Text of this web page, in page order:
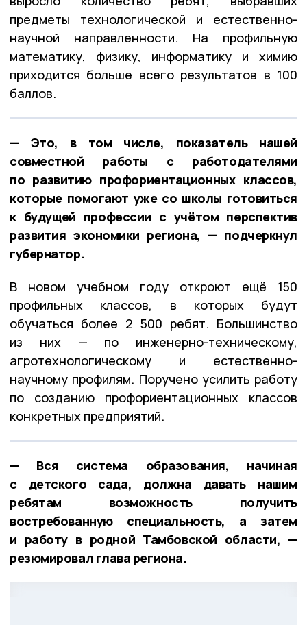
предметы технологической и естественно-
научной направленности. На профильную
математику, физику, информатику и химию
приходится больше всего результатов в 100
баллов.
— Это, в том числе, показатель нашей
совместной работы с работодателями
по развитию профориентационных классов,
которые помогают уже со школы готовиться
к будущей профессии с учётом перспектив
развития экономики региона, — подчеркнул
губернатор.
В новом учебном году откроют ещё 150
профильных классов, в которых будут
обучаться более 2 500 ребят. Большинство
из них — по инженерно-техническому,
агротехнологическому и естественно-
научному профилям. Поручено усилить работу
по созданию профориентационных классов
конкретных предприятий.
— Вся система образования, начиная
с детского сада, должна давать нашим
ребятам возможность получить
востребованную специальность, а затем
и работу в родной Тамбовской области, —
резюмировал глава региона.